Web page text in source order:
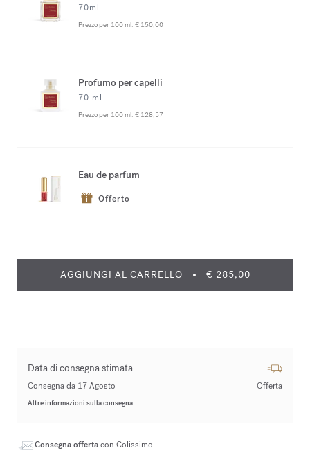
70ml
Prezzo per 100 ml: € 150,00
Profumo per capelli
70 ml
Prezzo per 100 ml: € 128,57
Eau de parfum
Offerto
AGGIUNGI AL CARRELLO € 285,00
Data di consegna stimata
Consegna da 17 Agosto Offerta
Altre informazioni sulla consegna
Consegna offertacon Colissimo